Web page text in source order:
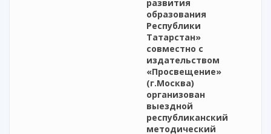
развития
образования
Республики
Татарстан»
совместно с
издательством
«Просвещение»
(г.Москва)
организован
выездной
республиканский
методический